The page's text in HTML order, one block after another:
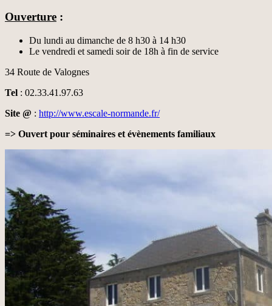
Ouverture :
Du lundi au dimanche de 8 h30 à 14 h30
Le vendredi et samedi soir de 18h à fin de service
34 Route de Valognes
Tel : 02.33.41.97.63
Site @ : http://www.escale-normande.fr/
=> Ouvert pour séminaires et évènements familiaux